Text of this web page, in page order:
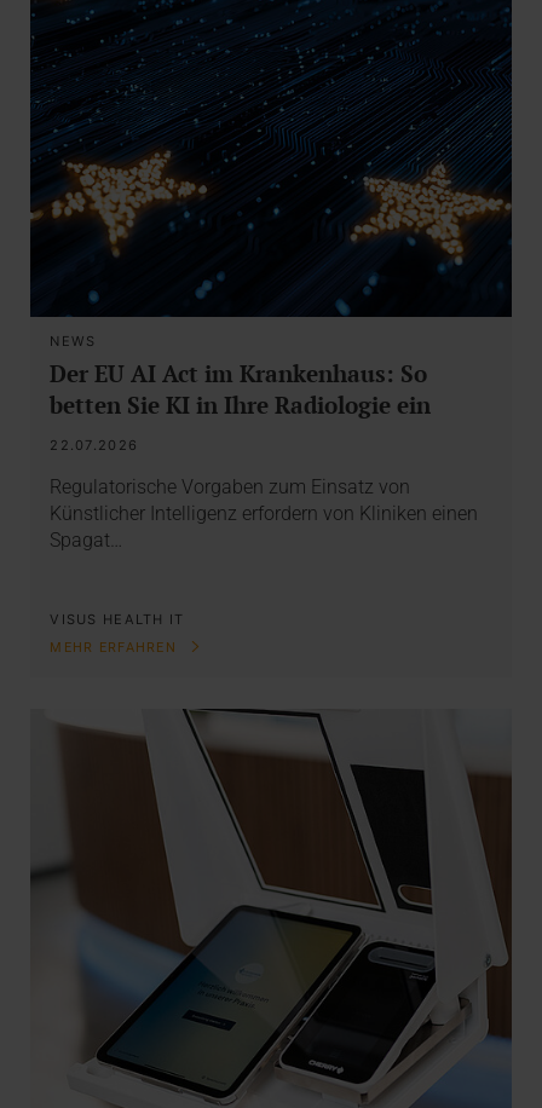
NEWS
Der EU AI Act im Krankenhaus: So
betten Sie KI in Ihre Radiologie ein
22.07.2026
Regulatorische Vorgaben zum Einsatz von
Künstlicher Intelligenz erfordern von Kliniken einen
Spagat…
VISUS HEALTH IT
MEHR ERFAHREN